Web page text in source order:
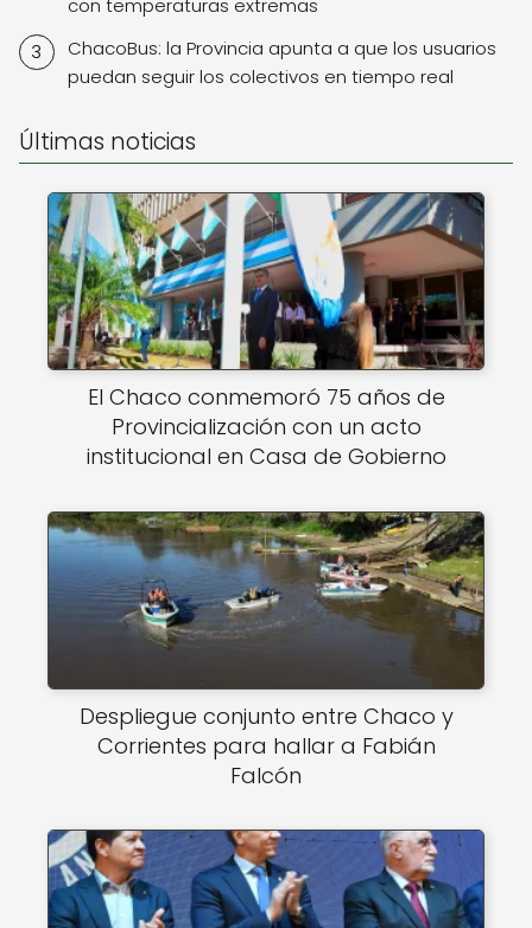
con temperaturas extremas
ChacoBus: la Provincia apunta a que los usuarios
puedan seguir los colectivos en tiempo real
Últimas noticias
El Chaco conmemoró 75 años de
Provincialización con un acto
institucional en Casa de Gobierno
Despliegue conjunto entre Chaco y
Corrientes para hallar a Fabián
Falcón